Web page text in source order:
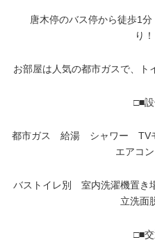
唐木停のバス停から徒歩1
り
お部屋は人気の都市ガスで、ト
□■
都市ガス 給湯 シャワー TV
エアコ
バストイレ別 室内洗濯機置
立洗面
□■